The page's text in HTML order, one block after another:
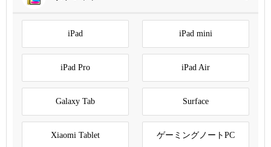
iPad iPad mini
iPad Pro iPad Air
Galaxy Tab Surface
Xiaomi Tablet ゲーミングノートPC